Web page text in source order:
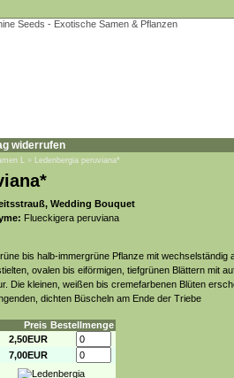
widerrufen
L » Ledenbergia peruviana*
Wedding Bouquet
Flueckigera peruviana
bis halb-immergrüne Pflanze mit wechselständig
ovalen bis eiförmigen, tiefgrünen Blättern mit
Die kleinen, weißen bis cremefarbenen Blüten
dichten Büscheln am Ende der Triebe
Preis Bestellmenge
2,50EUR
7,00EUR